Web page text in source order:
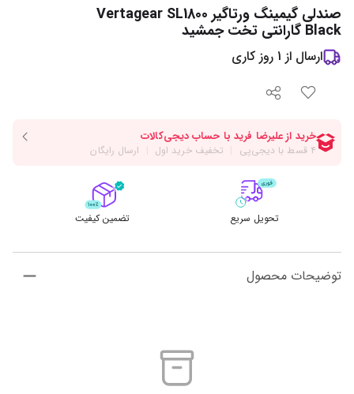
صندلی گیمینگ ورتاگیر Vertagear SL1800
Black گارانتی تخت جمشید
ارسال از 1 روز کاری
تحویل سریع تضمین کیفیت
توضیحات محصول